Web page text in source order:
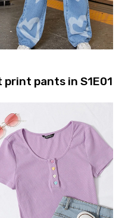
print pants in S1E01